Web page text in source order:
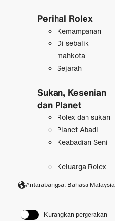
Perihal Rolex
Kemampanan
Di sebalik
mahkota
Sejarah
Sukan, Kesenian
dan Planet
Rolex dan sukan
Planet Abadi
Keabadian Seni
Keluarga Rolex
Antarabangsa: Bahasa Malaysia
Kurangkan pergerakan